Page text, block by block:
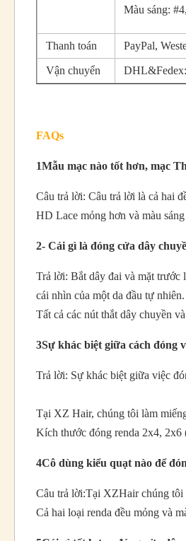
Màu sáng:
Thanh toán PayPal,
Vận chuyển
FAQs
1Mẫu mạc nào tốt hơn, mạc
Câu trả lời: Câu trả lời là cả hai
HD Lace mỏng hơn và màu
2- Cái gì là đóng cửa dây
Trả lời: Bắt dây đai và mặt trước
cái nhìn của một da đầu tự nhiên.
Tất cả các nút thắt dây chuyền
3Sự khác biệt giữa cách đóng
Trả lời: Sự khác biệt giữa việc
Tại XZ Hair, chúng tôi làm
Kích thước đóng renda 2x4,
4Cô dùng kiểu quạt nào để
Câu trả lời:Tại XZHair chúng tôi
Cả hai loại renda đều mỏng và